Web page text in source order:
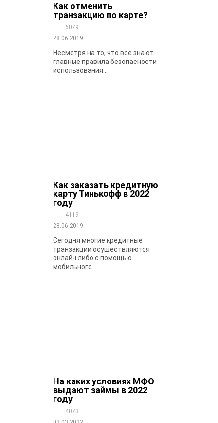
Как отменить
транзакцию по карте?
6079
28.06.2019
Несмотря на то, что все знают
главные правила безопасности
использования...
Как заказать кредитную
карту Тинькофф в 2022
году
4119
28.06.2019
Сегодня многие кредитные
транзакции осуществляются
онлайн либо с помощью
мобильного...
На каких условиях МФО
выдают займы в 2022
году
4073